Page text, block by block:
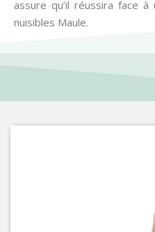
assure qu’il réussira face
nuisibles Maule.